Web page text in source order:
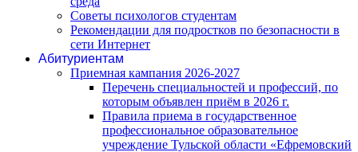
Советы психологов студентам
Рекомендации для подростков по безопасности в
сети Интернет
Абитуриентам
Приемная кампания 2026-2027
Перечень специальностей и профессий, по
которым объявлен приём в 2026 г.
Правила приема в государственное
профессиональное образовательное
учреждение Тульской области «Ефремовский